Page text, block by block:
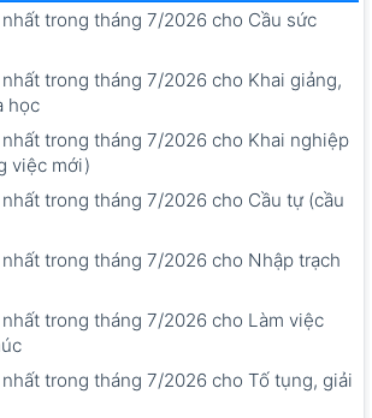
trong tháng 7/2026 cho Cầu sức
trong tháng 7/2026 cho Khai giảng,
học
trong tháng 7/2026 cho Khai nghiệp
việc mới)
trong tháng 7/2026 cho Cầu tự (cầu
trong tháng 7/2026 cho Nhập trạch
trong tháng 7/2026 cho Làm việc
trong tháng 7/2026 cho Tố tụng, giải